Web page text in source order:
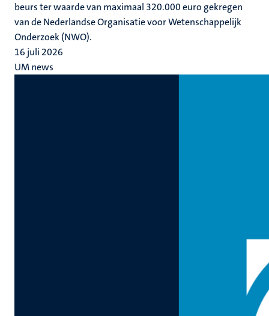
beurs ter waarde van maximaal 320.000 euro gekregen
van de Nederlandse Organisatie voor Wetenschappelijk
Onderzoek (NWO).
16 juli 2026
UM news